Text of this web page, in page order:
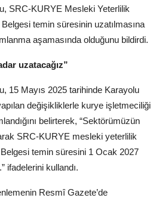
SRC-KURYE Mesleki Yeterlilik
temin süresinin uzatılmasına
aşamasında olduğunu bildirdi.
uzatacağız”
15 Mayıs 2025 tarihinde Karayolu
değişikliklerle kurye işletmeciliği
belirterek, “Sektörümüzün
SRC-KURYE mesleki yeterlilik
temin süresini 1 Ocak 2027
ifadelerini kullandı.
Resmî Gazete’de